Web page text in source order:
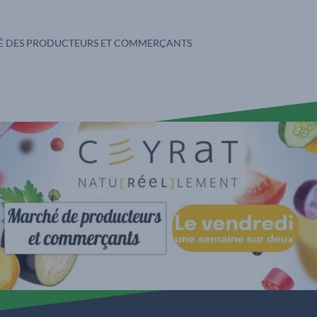
:
DES PRODUCTEURS ET COMMERÇANTS